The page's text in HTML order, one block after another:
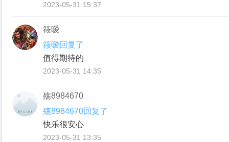
2023-05-31 15:37
筱暧
筱暧回复了
值得期待的
2023-05-31 14:35
殇8984670
殇8984670回复了
快乐很安心
2023-05-31 13:35